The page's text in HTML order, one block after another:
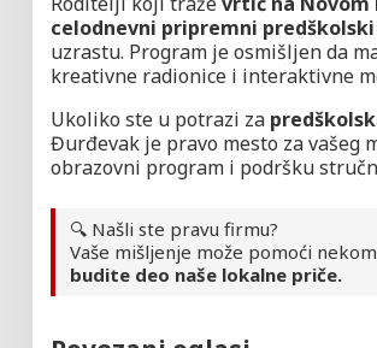
celodnevni pripremni
uzrastu. Program je osmišljen da
kreativne radionice i interaktivne
Ukoliko ste u potrazi za
Đurđevak je pravo mesto za
obrazovni program i podršku
🔍 Našli ste pravu firmu?
Vaše mišljenje može pomoći
budite deo naše lokalne priče.